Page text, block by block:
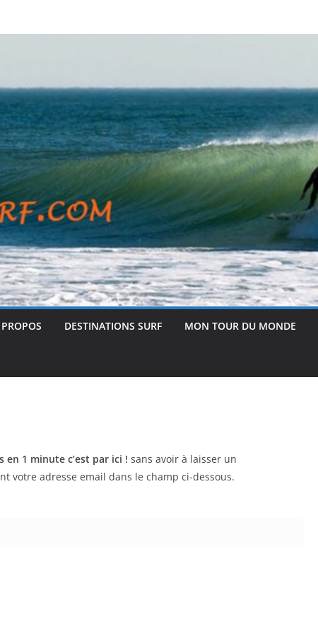
DESTINATIONS SURF MON TOUR DU MONDE
en 1 minute c’est par ici ! sans avoir à laisser un
votre adresse email dans le champ ci-dessous.